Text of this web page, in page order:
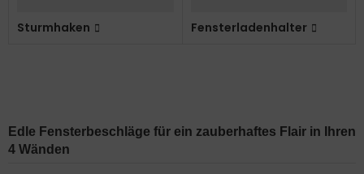
Sturmhaken Fensterladenhalter
Edle Fensterbeschläge für ein zauberhaftes Flair in Ihren
4 Wänden